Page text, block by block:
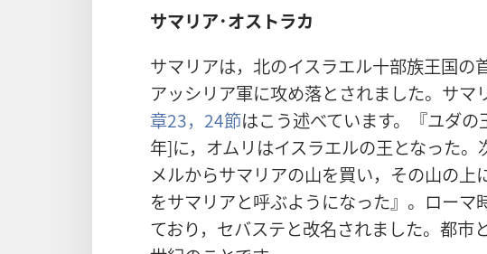
サマリア･オストラカ
サマリアは，北のイスラエル十部族王国の
アッシリア軍に攻め落とされました。サマ
章23，24節はこう述べています。『ユダ
年]に，オムリはイスラエルの王となった
メルからサマリアの山を買い，その山の上
をサマリアと呼ぶようになった』。ローマ
ており，セバステと改名されました。都市